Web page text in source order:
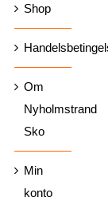
Shop
Om
Nyholmstrand
Sko
Min
konto